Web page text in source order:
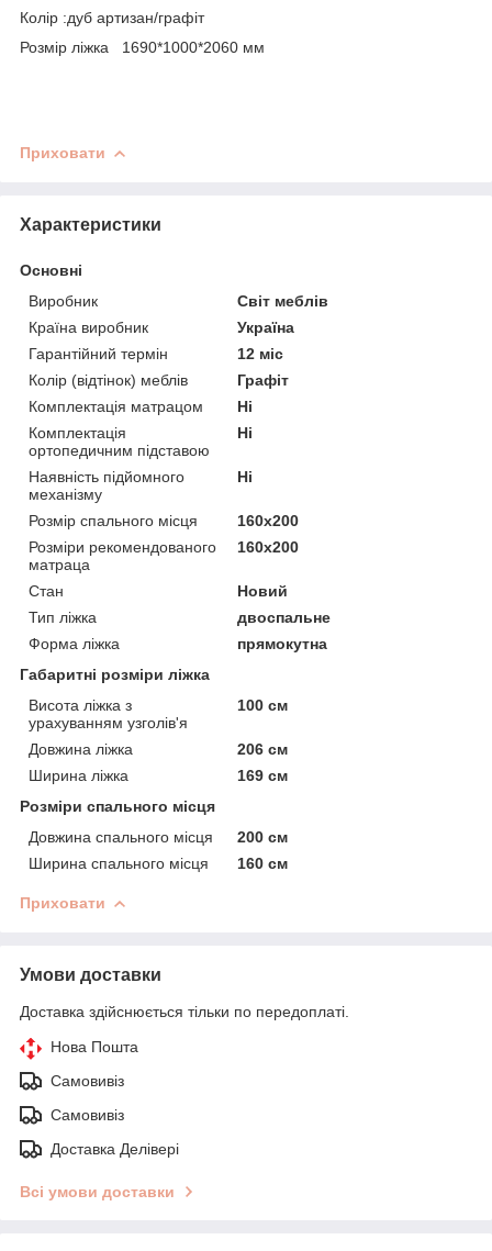
Колір :дуб артизан/графіт
Розмір ліжка 1690*1000*2060 мм
Приховати
Характеристики
Основні
Виробник
Світ меблів
Країна виробник
Україна
Гарантійний термін
12 міс
Колір (відтінок) меблів
Графіт
Комплектація матрацом
Ні
Комплектація
ортопедичним підставою
Ні
Наявність підйомного
механізму
Ні
Розмір спального місця
160х200
Розміри рекомендованого
матраца
160х200
Стан
Новий
Тип ліжка
двоспальне
Форма ліжка
прямокутна
Габаритні розміри ліжка
Висота ліжка з
урахуванням узголів'я
100 см
Довжина ліжка
206 см
Ширина ліжка
169 см
Розміри спального місця
Довжина спального місця
200 см
Ширина спального місця
160 см
Приховати
Умови доставки
Доставка здійснюється тільки по передоплаті.
Нова Пошта
Самовивіз
Самовивіз
Доставка Делівері
Всі умови доставки